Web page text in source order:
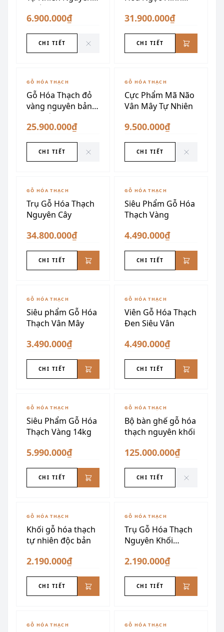
Khối
6.900.000₫
CHI TIẾT
31.900.000₫
CHI TIẾT
ĐÃ SƯU TẦM
GỖ HÓA THẠCH
Gỗ Hóa Thạch đỏ
vàng nguyên bản
cao cấp
25.900.000₫
CHI TIẾT
ĐÃ SƯU TẦM
GỖ HÓA THẠCH
Cực Phẩm Mã Não
Vân Mây Tự Nhiên
9.500.000₫
CHI TIẾT
GỖ HÓA THẠCH
Trụ Gỗ Hóa Thạch
Nguyên Cây
34.800.000₫
CHI TIẾT
GỖ HÓA THẠCH
Siêu Phẩm Gỗ Hóa
Thạch Vàng
4.490.000₫
CHI TIẾT
GỖ HÓA THẠCH
Siêu phẩm Gỗ Hóa
Thạch Vân Mây
3.490.000₫
CHI TIẾT
GỖ HÓA THẠCH
Viên Gỗ Hóa Thạch
Đen Siêu Vân
4.490.000₫
CHI TIẾT
GỖ HÓA THẠCH
Siêu Phẩm Gỗ Hóa
Thạch Vàng 14kg
5.990.000₫
CHI TIẾT
ĐÃ SƯU TẦM
GỖ HÓA THẠCH
Bộ bàn ghế gỗ hóa
thạch nguyên khối
125.000.000₫
CHI TIẾT
GỖ HÓA THẠCH
Khối gỗ hóa thạch
tự nhiên độc bản
2.190.000₫
CHI TIẾT
GỖ HÓA THẠCH
Trụ Gỗ Hóa Thạch
Nguyên Khối
2.190.000₫
CHI TIẾT
GỖ HÓA THẠCH GỖ HÓA THẠCH